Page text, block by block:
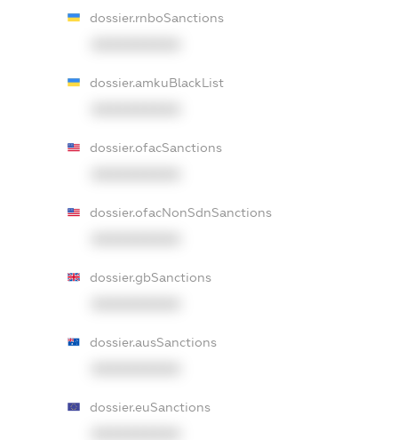
dossier.rnboSanctions
dossier.amkuBlackList
dossier.ofacSanctions
dossier.ofacNonSdnSanctions
dossier.gbSanctions
dossier.ausSanctions
dossier.euSanctions